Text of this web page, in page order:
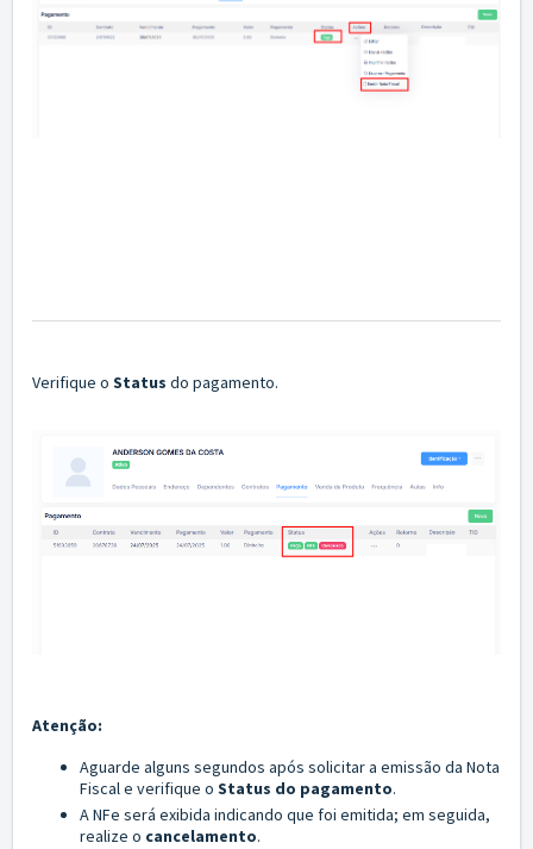
Verifique o Status do pagamento.
Atenção:
Aguarde alguns segundos após solicitar a emissão da Nota
Fiscal e verifique o Status do pagamento.
A NFe será exibida indicando que foi emitida; em seguida,
realize o cancelamento.